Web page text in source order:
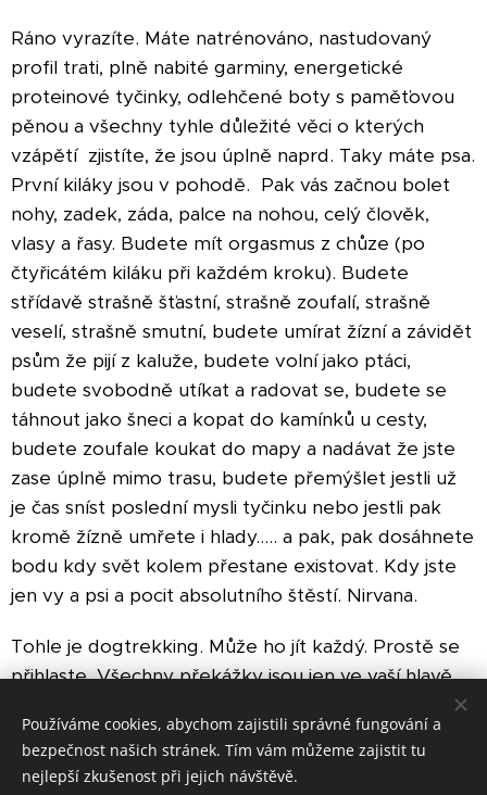
Ráno vyrazíte. Máte natrénováno, nastudovaný
profil trati, plně nabité garminy, energetické
proteinové tyčinky, odlehčené boty s paměťovou
pěnou a všechny tyhle důležité věci o kterých
vzápětí zjistíte, že jsou úplně naprd. Taky máte psa.
První kiláky jsou v pohodě. Pak vás začnou bolet
nohy, zadek, záda, palce na nohou, celý člověk,
vlasy a řasy. Budete mít orgasmus z chůze (po
čtyřicátém kiláku při každém kroku). Budete
střídavě strašně šťastní, strašně zoufalí, strašně
veselí, strašně smutní, budete umírat žízní a závidět
psům že pijí z kaluže, budete volní jako ptáci,
budete svobodně utíkat a radovat se, budete se
táhnout jako šneci a kopat do kamínků u cesty,
budete zoufale koukat do mapy a nadávat že jste
zase úplně mimo trasu, budete přemýšlet jestli už
je čas sníst poslední mysli tyčinku nebo jestli pak
kromě žízně umřete i hlady..... a pak, pak dosáhnete
bodu kdy svět kolem přestane existovat. Kdy jste
jen vy a psi a pocit absolutního štěstí. Nirvana.
Tohle je dogtrekking. Může ho jít každý. Prostě se
přihlaste. Všechny překážky jsou jen ve vaší hlavě.
© 2025 Centrum pro výcvik psů Alfa
Používáme cookies, abychom zajistili správné fungování a
bezpečnost našich stránek. Tím vám můžeme zajistit tu
nejlepší zkušenost při jejich návštěvě.